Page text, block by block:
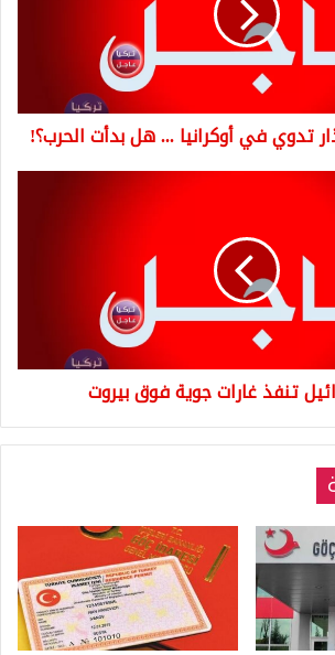
تدوي في أوكرانيا ... هل بدأت الحرب؟!
تنفذ غارات جوية فوق بيروت